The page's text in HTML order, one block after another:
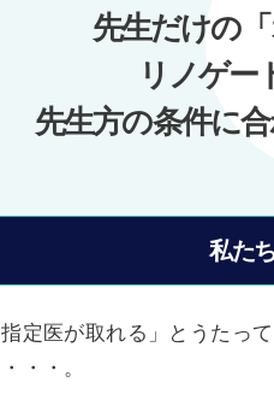
先生だけの
リノゲー
先生方の条件に
私た
指定医が取れる」とうたっ
・・。